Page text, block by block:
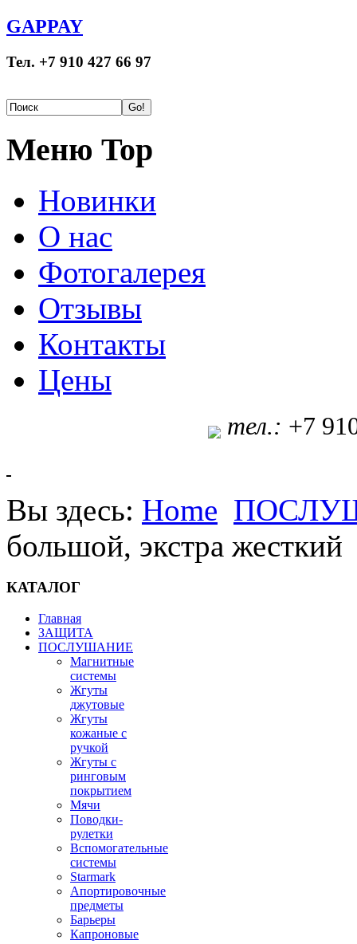
GAPPAY
Тел. +7 910 427 66 97
Меню Top
Новинки
О нас
Фотогалерея
Отзывы
Контакты
Цены
тел.: +7
Вы здесь: Home
большой, экстра жесткий
КАТАЛОГ
Главная
ЗАЩИТА
ПОСЛУШАНИЕ
Магнитные
системы
Жгуты
джутовые
Жгуты
кожаные с
ручкой
Жгуты с
ринговым
покрытием
Мячи
Поводки-
рулетки
Вспомогательные
системы
Starmark
Апортировочные
предметы
Барьеры
Капроновые